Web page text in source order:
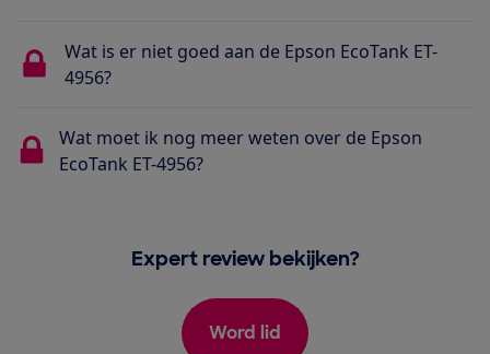
Wat is er niet goed aan de Epson EcoTank ET-
4956?
Wat moet ik nog meer weten over de Epson
EcoTank ET-4956?
Expert review bekijken?
Word lid